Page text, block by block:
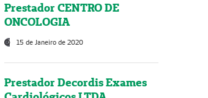
Prestador CENTRO DE
ONCOLOGIA
15 de Janeiro de 2020
Prestador Decordis Exames